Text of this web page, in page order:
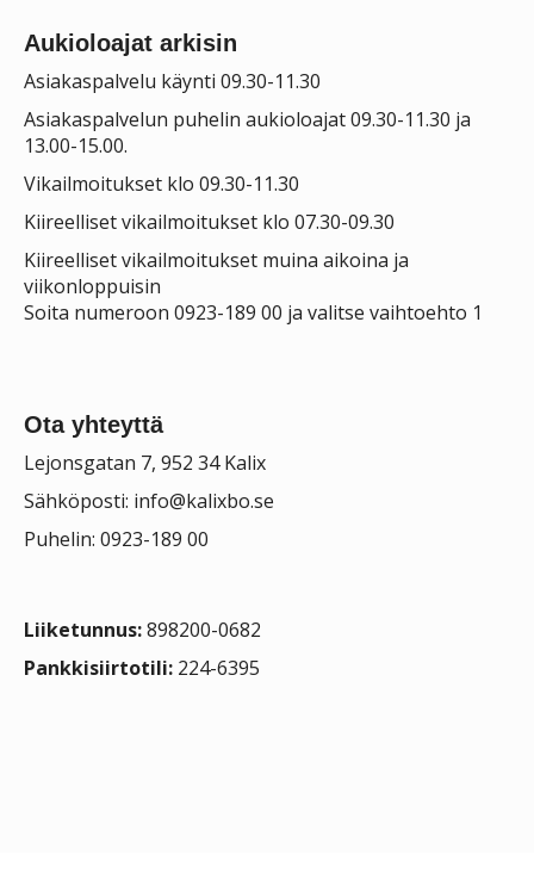
Aukioloajat arkisin
Asiakaspalvelu käynti 09.30-11.30
Asiakaspalvelun puhelin aukioloajat 09.30-11.30 ja
13.00-15.00.
Vikailmoitukset klo 09.30-11.30
Kiireelliset vikailmoitukset klo 07.30-09.30
Kiireelliset vikailmoitukset muina aikoina ja
viikonloppuisin
Soita numeroon 0923-189 00 ja valitse vaihtoehto 1
Ota yhteyttä
Lejonsgatan 7, 952 34 Kalix
Sähköposti: info@kalixbo.se
Puhelin: 0923-189 00
Liiketunnus:898200-0682
Pankkisiirtotili: 224-6395